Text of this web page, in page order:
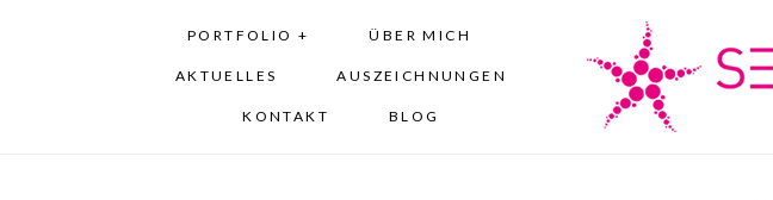
PORTFOLIO + ÜBER MICH
AKTUELLES AUSZEICHNUNGEN
KONTAKT BLOG